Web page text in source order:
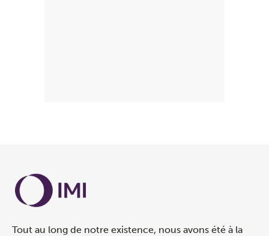
Tout au long de notre existence, nous avons été à la